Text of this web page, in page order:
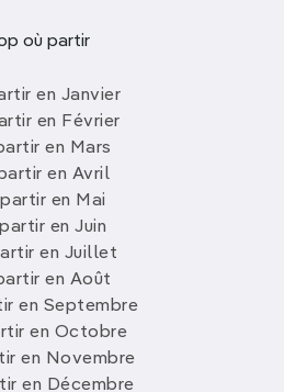
où partir
en Janvier
en Février
en Mars
en Avril
en Mai
en Juin
en Juillet
en Août
en Septembre
en Octobre
en Novembre
en Décembre